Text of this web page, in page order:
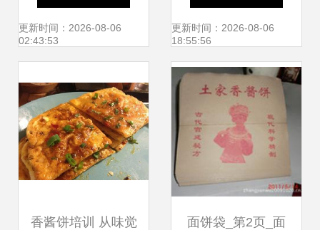
批发价背后的购物
更新时间：2026-08-06
02:43:53
到秘制酱料的全套
工艺解析
更新时间：2026-08-06
18:55:56
香酱饼培训 从味觉 面饼袋_第2页_面